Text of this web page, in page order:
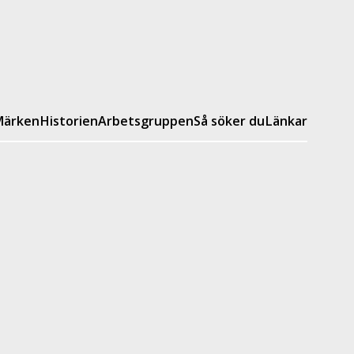
HistorienArbetsgruppenSå söker duLänkar